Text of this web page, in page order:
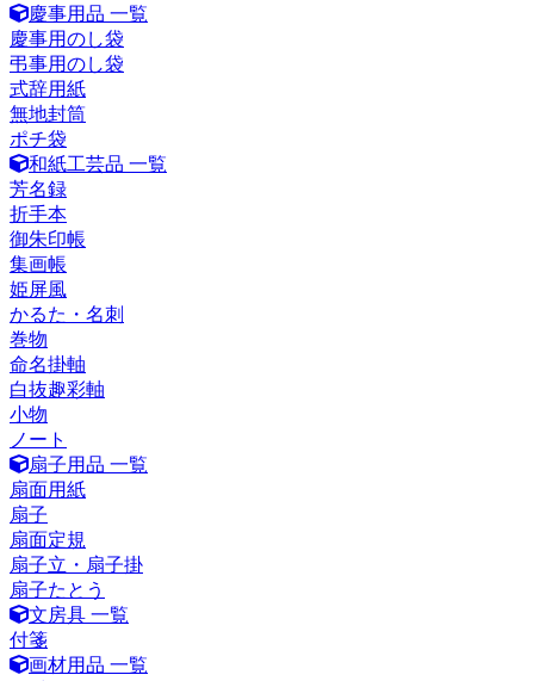
慶事用品 一覧
慶事用のし袋
弔事用のし袋
式辞用紙
無地封筒
ポチ袋
和紙工芸品 一覧
芳名録
折手本
御朱印帳
集画帳
姫屏風
かるた・名刺
巻物
命名掛軸
白抜趣彩軸
小物
ノート
扇子用品 一覧
扇面用紙
扇子
扇面定規
扇子立・扇子掛
扇子たとう
文房具 一覧
付箋
画材用品 一覧